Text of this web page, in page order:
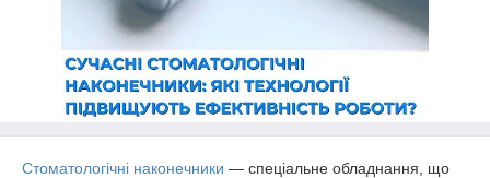
Стоматологічні наконечники — спеціальне обладнання, що